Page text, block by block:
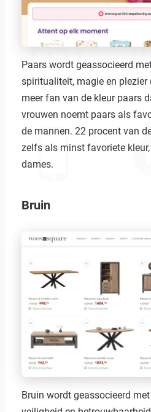
Paars wordt geassocieerd
spiritualiteit, magie en
meer fan van de kleur paars
vrouwen noemt paars als
de mannen. 22 procent van
zelfs als minst favoriete
dames.
Bruin
Bruin wordt geassocieerd